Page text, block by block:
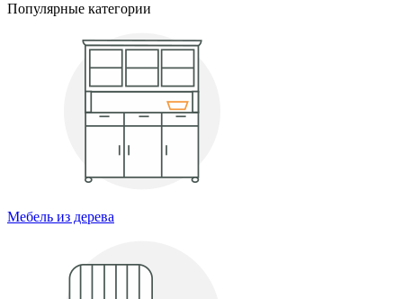
Популярные категории
Мебель из дерева